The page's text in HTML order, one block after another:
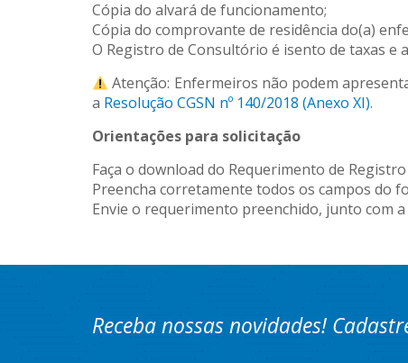
Cópia do alvará de funcionamento;
Cópia do comprovante de residência do(a)
O Registro de Consultório é isento de taxas e
Atenção: Enfermeiros não podem
a Resolução CGSN nº 140/2018 (Anexo XI).
Orientações para solicitação
Faça o download do Requerimento de
Preencha corretamente todos os campos do
Envie o requerimento preenchido, junto com
Receba nossas novidades!